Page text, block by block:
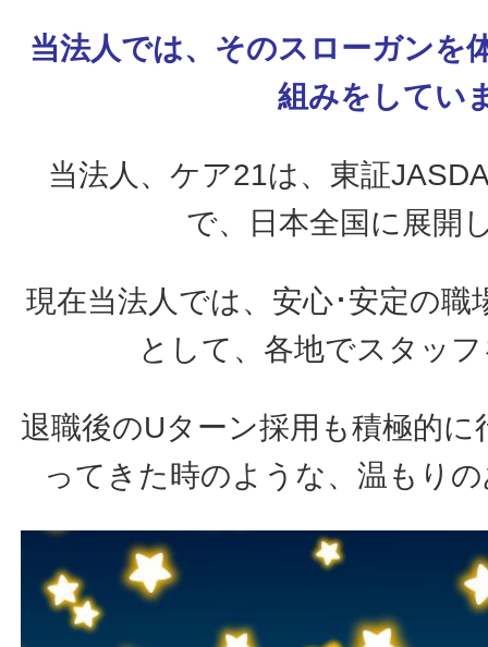
当法人では、そのスローガンを
組みをしてい
当法人、ケア21は、東証
で、日本全国に展開
現在当法人では、安心･安定の
として、各地でスタッ
退職後のUターン採用も積極的
ってきた時のような、温もり